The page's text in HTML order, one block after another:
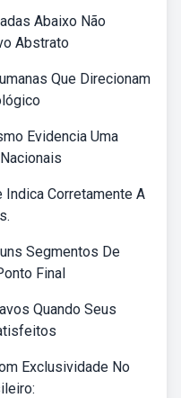
Abaixo Não
Abstrato
Que Direcionam
Evidencia Uma
Indica Corretamente A
Segmentos De
Final
Quando Seus
Exclusividade No